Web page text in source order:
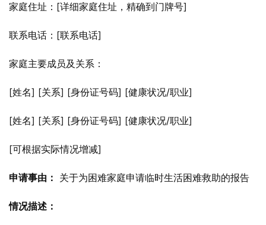
家庭住址：[详细家庭住址，精确到门牌号]
联系电话：[联系电话]
家庭主要成员及关系：
[姓名] [关系] [身份证号码] [健康状况/职业]
[姓名] [关系] [身份证号码] [健康状况/职业]
[可根据实际情况增减]
申请事由： 关于为困难家庭申请临时生活困难救助的报告
情况描述：